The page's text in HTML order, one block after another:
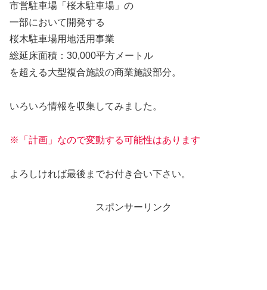
市営駐車場「桜木駐車場」の
一部において開発する
桜木駐車場用地活用事業
総延床面積：30,000平方メートル
を超える大型複合施設の商業施設部分。
いろいろ情報を収集してみました。
※「計画」なので変動する可能性はあります
よろしければ最後までお付き合い下さい。
スポンサーリンク